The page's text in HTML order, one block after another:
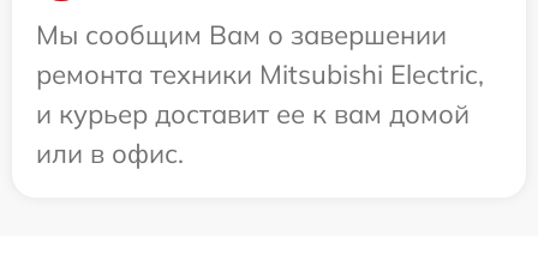
Мы сообщим Вам о завершении
ремонта техники Mitsubishi Electric,
и курьер доставит ее к вам домой
или в офис.